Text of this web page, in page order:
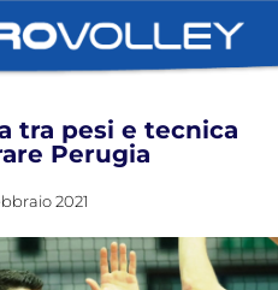
tra pesi e tecnica
Perugia
2021